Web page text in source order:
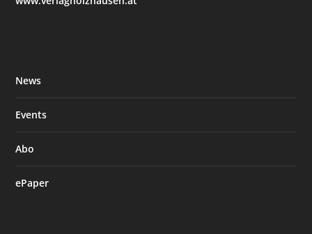
News
Events
Abo
ePaper